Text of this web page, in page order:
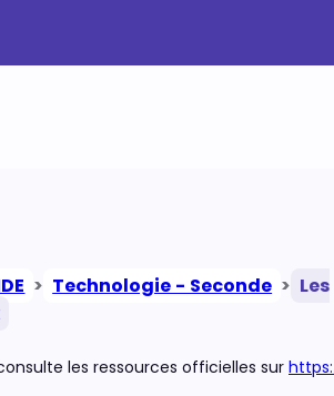
> Technologie - Seconde > Les
les ressources officielles sur